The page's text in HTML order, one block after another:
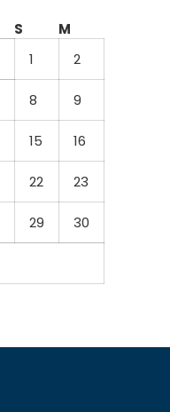
S
M
1
2
8 9
15 16
22 23
29 30